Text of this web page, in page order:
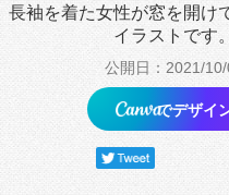
長袖を着た女性が窓を開け
イラストです。
公開日：2021/10/
でデザイ